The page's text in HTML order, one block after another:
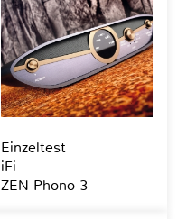
Einzeltest
iFi
ZEN Phono 3